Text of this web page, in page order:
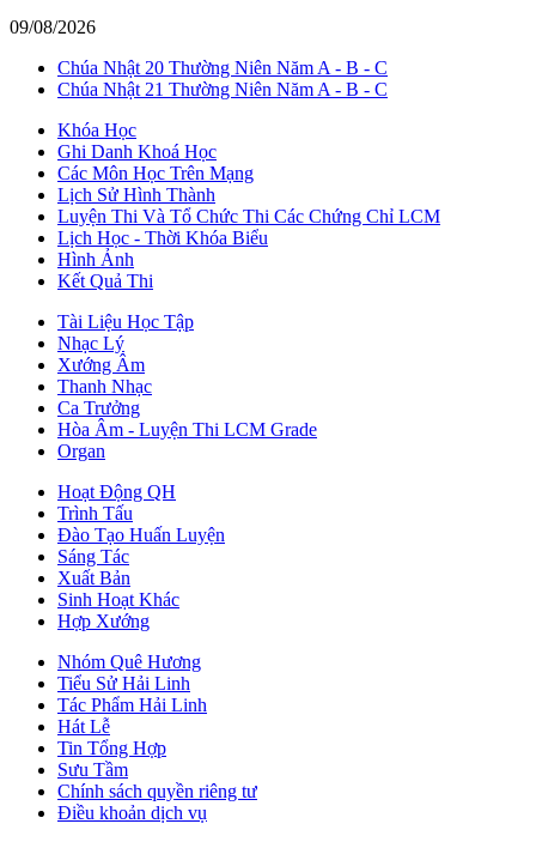
09/08/2026
Chúa Nhật 20 Thường Niên Năm A - B - C
Chúa Nhật 21 Thường Niên Năm A - B - C
Khóa Học
Ghi Danh Khoá Học
Các Môn Học Trên Mạng
Lịch Sử Hình Thành
Luyện Thi Và Tổ Chức Thi Các Chứng Chỉ LCM
Lịch Học - Thời Khóa Biểu
Hình Ảnh
Kết Quả Thi
Tài Liệu Học Tập
Nhạc Lý
Xướng Âm
Thanh Nhạc
Ca Trưởng
Hòa Âm - Luyện Thi LCM Grade
Organ
Hoạt Động QH
Trình Tấu
Đào Tạo Huấn Luyện
Sáng Tác
Xuất Bản
Sinh Hoạt Khác
Hợp Xướng
Nhóm Quê Hương
Tiểu Sử Hải Linh
Tác Phẩm Hải Linh
Hát Lễ
Tin Tổng Hợp
Sưu Tầm
Chính sách quyền riêng tư
Điều khoản dịch vụ